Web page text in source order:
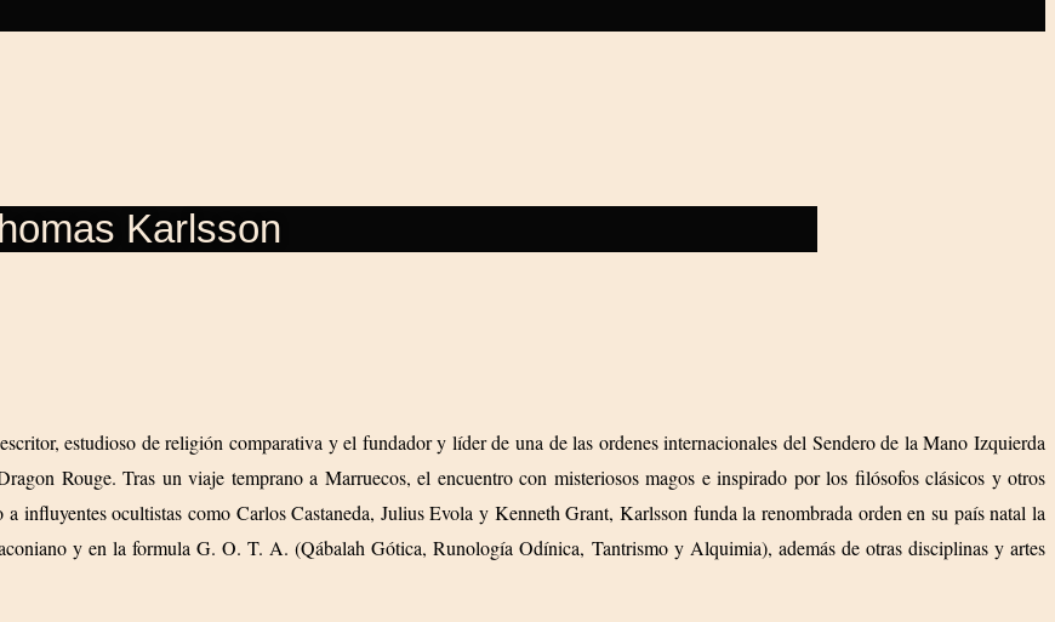
Karlsson
estudioso de religión comparativa y el fundador y líder de una de las ordenes internacionales del Sendero de la Mano Izquierda
Rouge. Tras un viaje temprano a Marruecos, el encuentro con misteriosos magos e inspirado por los filósofos clásicos y otros
influyentes ocultistas como Carlos Castaneda, Julius Evola y Kenneth Grant, Karlsson funda la renombrada orden en su país natal la
y en la formula G. O. T. A. (Qábalah Gótica, Runología Odínica, Tantrismo y Alquimia), además de otras disciplinas y artes